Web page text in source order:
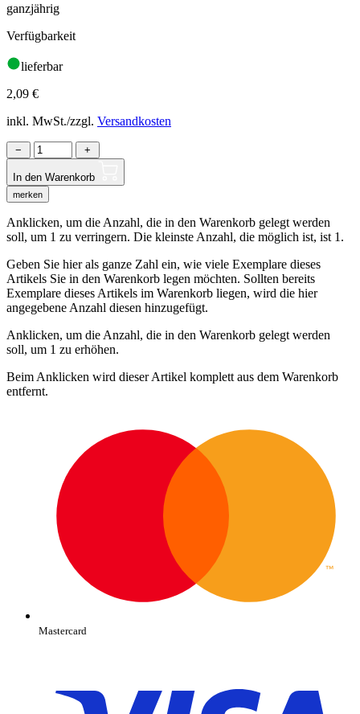
ganzjährig
Verfügbarkeit
lieferbar
2,09 €
inkl. MwSt./zzgl. Versandkosten
− +
In den Warenkorb
merken
Anklicken, um die Anzahl, die in den Warenkorb gelegt werden
soll, um 1 zu verringern. Die kleinste Anzahl, die möglich ist, ist 1.
Geben Sie hier als ganze Zahl ein, wie viele Exemplare dieses
Artikels Sie in den Warenkorb legen möchten. Sollten bereits
Exemplare dieses Artikels im Warenkorb liegen, wird die hier
angegebene Anzahl diesen hinzugefügt.
Anklicken, um die Anzahl, die in den Warenkorb gelegt werden
soll, um 1 zu erhöhen.
Beim Anklicken wird dieser Artikel komplett aus dem Warenkorb
entfernt.
Mastercard